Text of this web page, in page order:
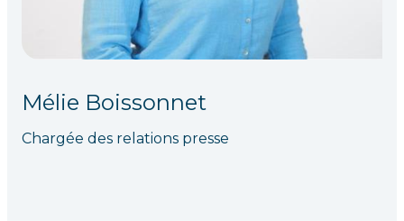
Mélie Boissonnet
Chargée des relations presse